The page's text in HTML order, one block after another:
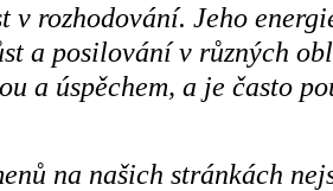
v rozhodování. Jeho
a posilování v různých
a úspěchem, a je často
na našich stránkách